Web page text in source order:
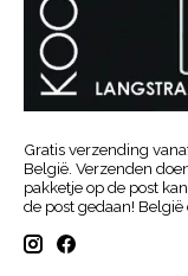
Gratis verzending
België. Verzenden
pakketje op de post
de post gedaan!